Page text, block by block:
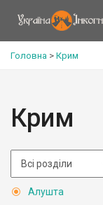
Головна > Крим
Крим
Алушта